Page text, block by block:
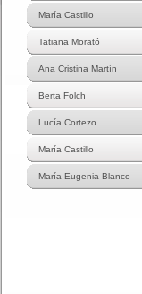
María Castillo
Tatiana Morató
Ana Cristina Martín
Berta Folch
Lucía Cortezo
María Castillo
María Eugenia Blanco